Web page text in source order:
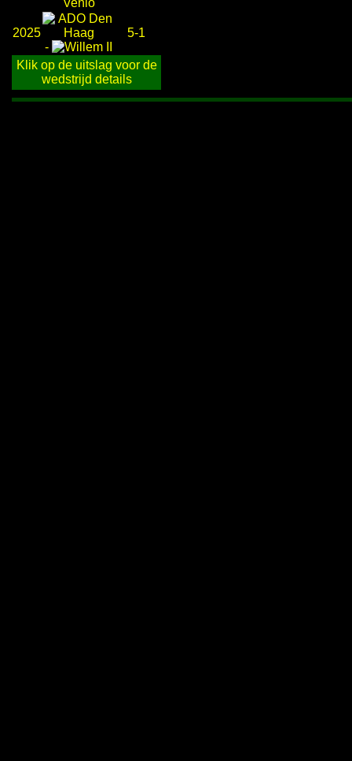
2025
-
5-1
Klik op de uitslag voor de
wedstrijd details